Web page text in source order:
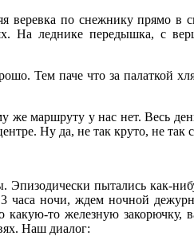
веревка по снежнику прямо
На леднике передышка, с
Тем паче что за палаткой
же маршруту у нас нет. Весь
Ну да, не так круто, не так
пытались как-
часа ночи, ждем ночной
то железную
Наш диалог: